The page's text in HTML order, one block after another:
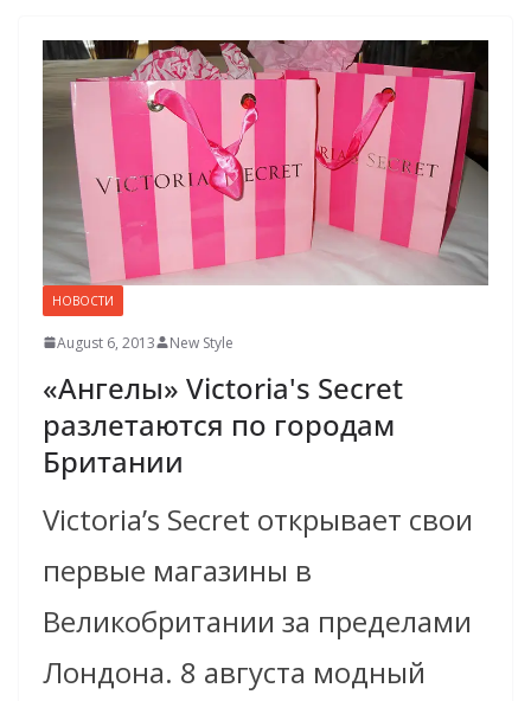
НОВОСТИ
August 6, 2013 New Style
«Ангелы» Victoria's Secret
разлетаются по городам
Британии
Victoria’s Secret открывает свои
первые магазины в
Великобритании за пределами
Лондона. 8 августа модный